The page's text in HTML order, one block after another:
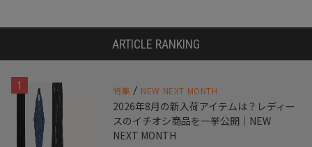
ARTICLE RANKING
1 特集 / NEW NEXT MONTH
2026年8月の新入荷アイテムは？レディー
スのイチオシ商品を一挙公開｜NEW
NEXT MONTH